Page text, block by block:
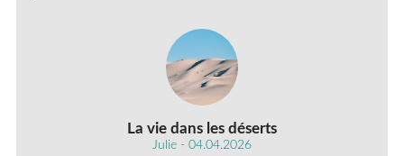
La vie dans les déserts
Julie - 04.04.2026